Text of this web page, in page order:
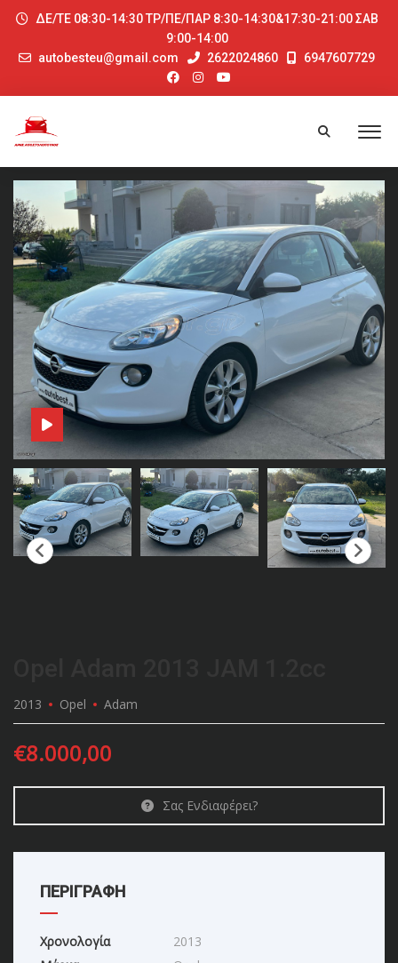
ΔΕ/ΤΕ 08:30-14:30 ΤΡ/ΠΕ/ΠΑΡ 8:30-14:30&17:30-21:00 ΣΑΒ
9:00-14:00
autobesteu@gmail.com
2622024860 6947607729
2013 Opel Adam
€8.000,00
Σας Ενδιαφέρει?
ΠΕΡΙΓΡΑΦΗ
Χρονολογία
2013